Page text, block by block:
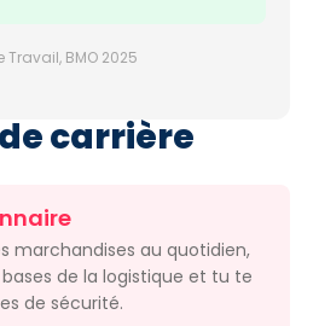
Travail, BMO 2025
carrière
marchandises au quotidien,
de la logistique et tu te
de sécurité.